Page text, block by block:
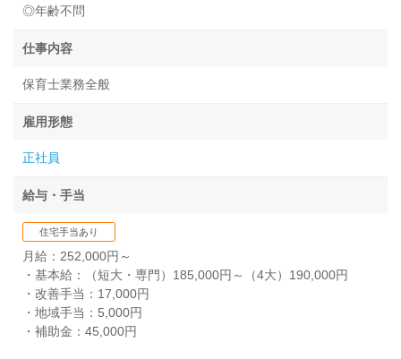
◎年齢不問
仕事内容
保育士業務全般
雇用形態
正社員
給与・手当
住宅手当あり
月給：252,000円～
・基本給：（短大・専門）185,000円～（4大）190,000円
・改善手当：17,000円
・地域手当：5,000円
・補助金：45,000円